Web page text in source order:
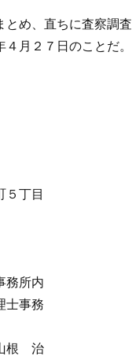
め、直ちに査察調査
月２７日のことだ。
目
内